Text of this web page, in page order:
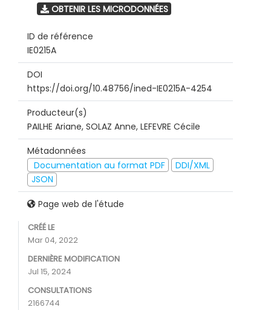
OBTENIR LES MICRODONNÉES
ID de référence
IE0215A
DOI
https://doi.org/10.48756/ined-IE0215A-4254
Producteur(s)
PAILHE Ariane, SOLAZ Anne, LEFEVRE Cécile
Métadonnées
Documentation au format PDF
DDI/XML
JSON
Page web de l'étude
CRÉÉ LE
Mar 04, 2022
DERNIÈRE MODIFICATION
Jul 15, 2024
CONSULTATIONS
2166744